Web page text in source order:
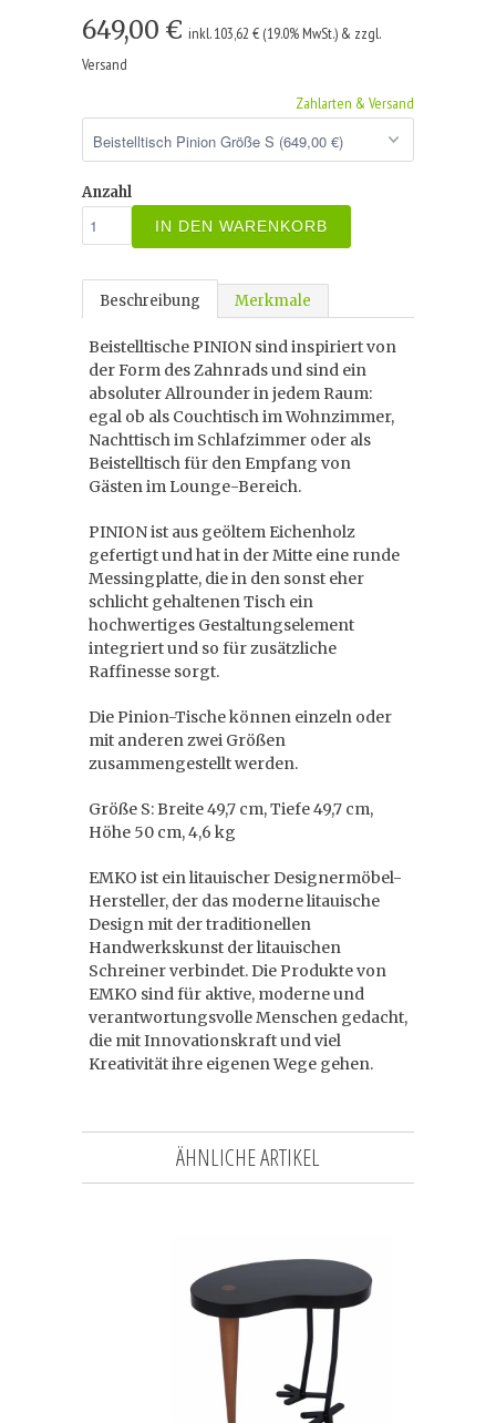
649,00 € inkl. 103,62 € (19.0% MwSt.) & zzgl.
Versand
Zahlarten & Versand
Anzahl
IN DEN WARENKORB
Beschreibung Merkmale
Beistelltische PINION sind inspiriert von
der Form des Zahnrads und sind ein
absoluter Allrounder in jedem Raum:
egal ob als Couchtisch im Wohnzimmer,
Nachttisch im Schlafzimmer oder als
Beistelltisch für den Empfang von
Gästen im Lounge-Bereich.
PINION ist aus geöltem Eichenholz
gefertigt und hat in der Mitte eine runde
Messingplatte, die in den sonst eher
schlicht gehaltenen Tisch ein
hochwertiges Gestaltungselement
integriert und so für zusätzliche
Raffinesse sorgt.
Die Pinion-Tische können einzeln oder
mit anderen zwei Größen
zusammengestellt werden.
Größe S: Breite 49,7 cm, Tiefe 49,7 cm,
Höhe 50 cm, 4,6 kg
EMKO ist ein litauischer Designermöbel-
Hersteller, der das moderne litauische
Design mit der traditionellen
Handwerkskunst der litauischen
Schreiner verbindet. Die Produkte von
EMKO sind für aktive, moderne und
verantwortungsvolle Menschen gedacht,
die mit Innovationskraft und viel
Kreativität ihre eigenen Wege gehen.
ÄHNLICHE ARTIKEL